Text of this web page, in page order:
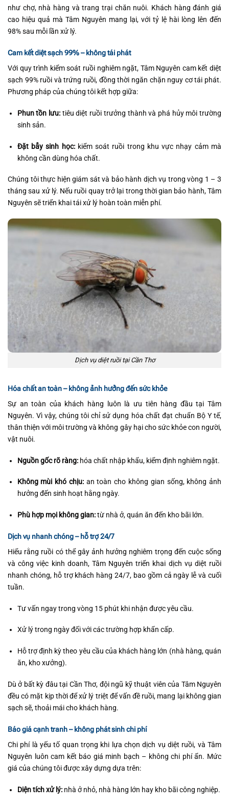
như chợ, nhà hàng và trang trại chăn nuôi. Khách hàng đánh giá
cao hiệu quả mà Tâm Nguyên mang lại, với tỷ lệ hài lòng lên đến
98% sau mỗi lần xử lý.
Cam kết diệt sạch 99% – không tái phát
Với quy trình kiểm soát ruồi nghiêm ngặt, Tâm Nguyên cam kết diệt
sạch 99% ruồi và trứng ruồi, đồng thời ngăn chặn nguy cơ tái phát.
Phương pháp của chúng tôi kết hợp giữa:
Phun tồn lưu: tiêu diệt ruồi trưởng thành và phá hủy môi trường
sinh sản.
Đặt bẫy sinh học:kiểm soát ruồi trong khu vực nhạy cảm mà
không cần dùng hóa chất.
Chúng tôi thực hiện giám sát và bảo hành dịch vụ trong vòng 1 – 3
tháng sau xử lý. Nếu ruồi quay trở lại trong thời gian bảo hành, Tâm
Nguyên sẽ triển khai tái xử lý hoàn toàn miễn phí.
Dịch vụ diệt ruồi tại Cần Thơ
Hóa chất an toàn – không ảnh hưởng đến sức khỏe
Sự an toàn của khách hàng luôn là ưu tiên hàng đầu tại Tâm
Nguyên. Vì vậy, chúng tôi chỉ sử dụng hóa chất đạt chuẩn Bộ Y tế,
thân thiện với môi trường và không gây hại cho sức khỏe con người,
vật nuôi.
Nguồn gốc rõ ràng:hóa chất nhập khẩu, kiểm định nghiêm ngặt.
Không mùi khó chịu:an toàn cho không gian sống, không ảnh
hưởng đến sinh hoạt hằng ngày.
Phù hợp mọi không gian:từ nhà ở, quán ăn đến kho bãi lớn.
Dịch vụ nhanh chóng – hỗ trợ 24/7
Hiểu rằng ruồi có thể gây ảnh hưởng nghiêm trọng đến cuộc sống
và công việc kinh doanh, Tâm Nguyên triển khai dịch vụ diệt ruồi
nhanh chóng, hỗ trợ khách hàng 24/7, bao gồm cả ngày lễ và cuối
tuần.
Tư vấn ngay trong vòng 15 phút khi nhận được yêu cầu.
Xử lý trong ngày đối với các trường hợp khẩn cấp.
Hỗ trợ định kỳ theo yêu cầu của khách hàng lớn (nhà hàng, quán
ăn, kho xưởng).
Dù ở bất kỳ đâu tại Cần Thơ, đội ngũ kỹ thuật viên của Tâm Nguyên
đều có mặt kịp thời để xử lý triệt để vấn đề ruồi, mang lại không gian
sạch sẽ, thoải mái cho khách hàng.
Báo giá cạnh tranh – không phát sinh chi phí
Chi phí là yếu tố quan trọng khi lựa chọn dịch vụ diệt ruồi, và Tâm
Nguyên luôn cam kết báo giá minh bạch – không chi phí ẩn. Mức
giá của chúng tôi được xây dựng dựa trên:
Diện tích xử lý:nhà ở nhỏ, nhà hàng lớn hay kho bãi công nghiệp.